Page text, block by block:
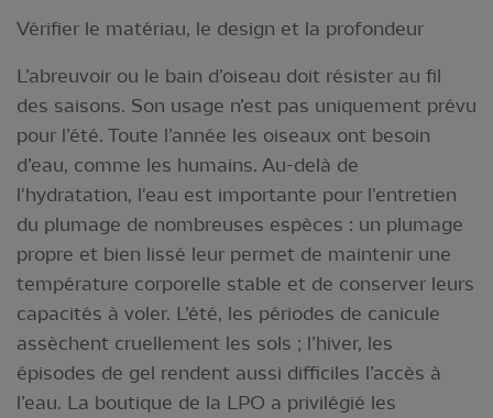
Vérifier le matériau, le design et la profondeur
L’abreuvoir ou le bain d’oiseau doit résister au fil
des saisons. Son usage n’est pas uniquement prévu
pour l’été. Toute l’année les oiseaux ont besoin
d’eau, comme les humains. Au-delà de
l'hydratation, l'eau est importante pour l'entretien
du plumage de nombreuses espèces : un plumage
propre et bien lissé leur permet de maintenir une
température corporelle stable et de conserver leurs
capacités à voler. L’été, les périodes de canicule
assèchent cruellement les sols ; l’hiver, les
épisodes de gel rendent aussi difficiles l’accès à
l’eau. La boutique de la LPO a privilégié les